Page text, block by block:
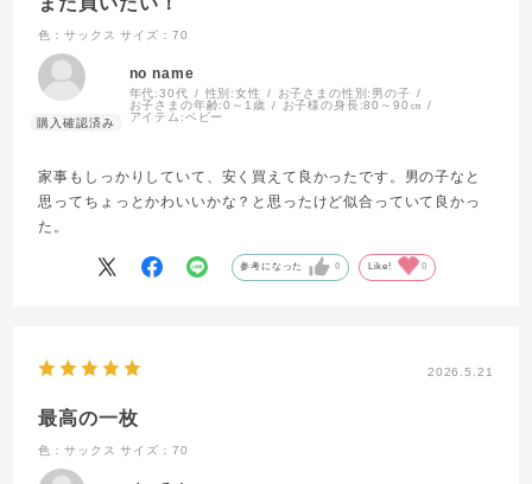
色：サックス サイズ：70
no name
年代:30代 性別:女性 お子さまの性別: 男の子
お子さまの年齢:0～1歳 お子様の身長:80～90㎝
アイテム:ベビー
家事もしっかりしていて、安く買えて良かったです。男の子なと
思ってちょっとかわいいかな？と思ったけど似合っていて良かっ
た。
参考になった 0 Like! 0
2026.5.21
最高の一枚
色：サックス サイズ：70